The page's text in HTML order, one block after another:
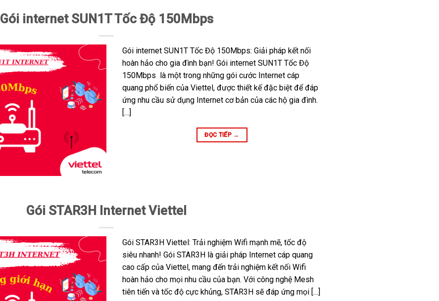
Gói internet SUN1T Tốc Độ 150Mbps
Gói internet SUN1T Tốc Độ 150Mbps: Giải pháp kết nối
hoàn hảo cho gia đình bạn! Gói internet SUN1T Tốc Độ
150Mbps là một trong những gói cước Internet cáp
quang phổ biến của Viettel, được thiết kế đặc biệt để đáp
ứng nhu cầu sử dụng Internet cơ bản của các hộ gia đình.
[…]
ĐỌC TIẾP →
Gói STAR3H Internet Viettel
Gói STAR3H Viettel: Trải nghiệm Wifi mạnh mẽ, tốc độ
siêu nhanh! Gói STAR3H là giải pháp Internet cáp quang
cao cấp của Viettel, mang đến trải nghiệm kết nối Wifi
hoàn hảo cho mọi nhu cầu của bạn. Với công nghệ Mesh
tiên tiến và tốc độ cực khủng, STAR3H sẽ đáp ứng mọi […]